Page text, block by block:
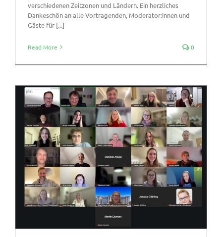
verschiedenen Zeitzonen und Ländern. Ein herzliches
Dankeschön an alle Vortragenden, Moderator:innen und
Gäste für [...]
Read More 0